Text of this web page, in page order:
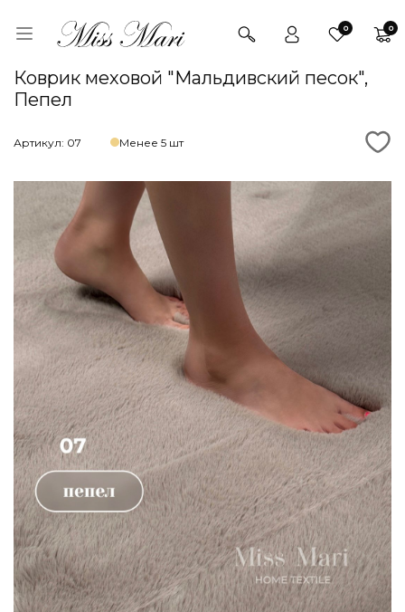
0 0
Коврик меховой "Мальдивский песок",
Пепел
Артикул: 07 Менее 5 шт